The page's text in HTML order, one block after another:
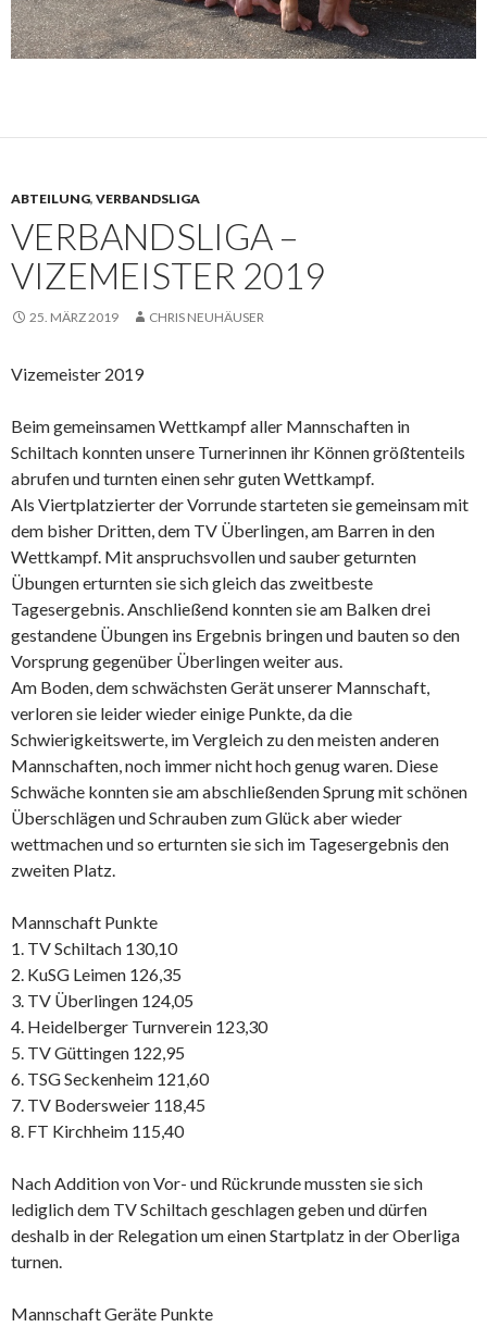
ABTEILUNG, VERBANDSLIGA
VERBANDSLIGA –
VIZEMEISTER 2019
25. MÄRZ 2019 CHRIS NEUHÄUSER
Vizemeister 2019
Beim gemeinsamen Wettkampf aller Mannschaften in
Schiltach konnten unsere Turnerinnen ihr Können größtenteils
abrufen und turnten einen sehr guten Wettkampf.
Als Viertplatzierter der Vorrunde starteten sie gemeinsam mit
dem bisher Dritten, dem TV Überlingen, am Barren in den
Wettkampf. Mit anspruchsvollen und sauber geturnten
Übungen erturnten sie sich gleich das zweitbeste
Tagesergebnis. Anschließend konnten sie am Balken drei
gestandene Übungen ins Ergebnis bringen und bauten so den
Vorsprung gegenüber Überlingen weiter aus.
Am Boden, dem schwächsten Gerät unserer Mannschaft,
verloren sie leider wieder einige Punkte, da die
Schwierigkeitswerte, im Vergleich zu den meisten anderen
Mannschaften, noch immer nicht hoch genug waren. Diese
Schwäche konnten sie am abschließenden Sprung mit schönen
Überschlägen und Schrauben zum Glück aber wieder
wettmachen und so erturnten sie sich im Tagesergebnis den
zweiten Platz.
Mannschaft Punkte
1. TV Schiltach 130,10
2. KuSG Leimen 126,35
3. TV Überlingen 124,05
4. Heidelberger Turnverein 123,30
5. TV Güttingen 122,95
6. TSG Seckenheim 121,60
7. TV Bodersweier 118,45
8. FT Kirchheim 115,40
Nach Addition von Vor- und Rückrunde mussten sie sich
lediglich dem TV Schiltach geschlagen geben und dürfen
deshalb in der Relegation um einen Startplatz in der Oberliga
turnen.
Mannschaft Geräte Punkte